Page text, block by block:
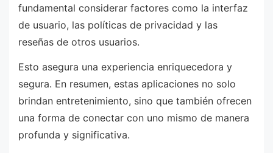
fundamental considerar factores como la interfaz
de usuario, las políticas de privacidad y las
reseñas de otros usuarios.
Esto asegura una experiencia enriquecedora y
segura. En resumen, estas aplicaciones no solo
brindan entretenimiento, sino que también ofrecen
una forma de conectar con uno mismo de manera
profunda y significativa.